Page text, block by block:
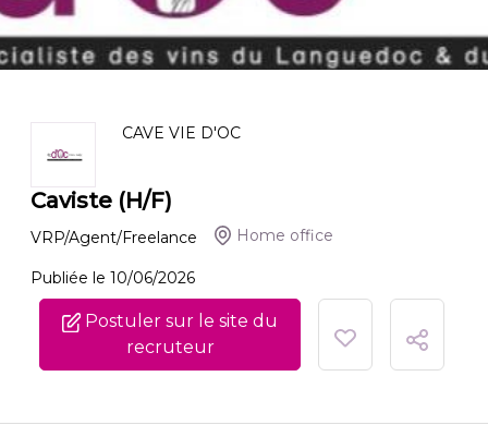
CAVE VIE D'OC
Caviste (H/F)
VRP/Agent/Freelance Home office
Publiée le 10/06/2026
Postuler sur le site du
recruteur